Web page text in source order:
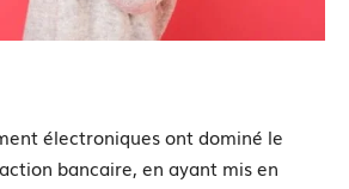
électroniques ont dominé le
bancaire, en ayant mis en